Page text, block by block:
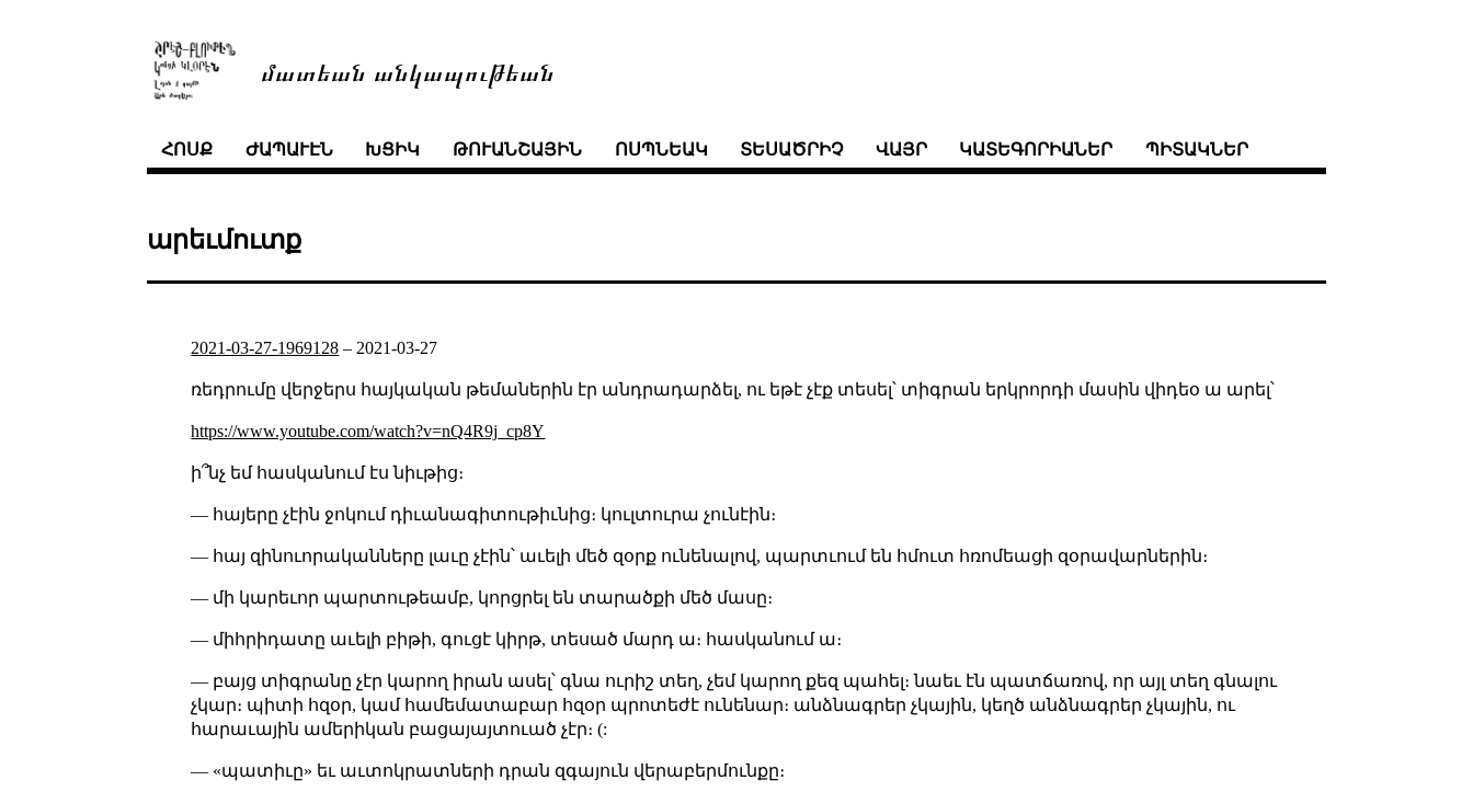
մատեան անկապութեան
ՀՈՍՔ ԺԱՊԱՒԷՆ ԽՑԻԿ ԹՈՒԱՆՇԱՅԻՆ ՈՍՊՆԵԱԿ ՏԵՍԱԾՐԻՉ ՎԱՅՐ ԿԱՏԵԳՈՐԻԱՆԵՐ ՊԻՏԱԿՆԵՐ
արեւմուտք
2021-03-27-1969128 – 2021-03-27
ռեդրումը վերջերս հայկական թեմաներին էր անդրադարձել, ու եթէ չէք տեսել՝ տիգրան երկրորդի մասին վիդեօ ա արել՝
https://www.youtube.com/watch?v=nQ4R9j_cp8Y
ի՞նչ եմ հասկանում էս նիւթից։
— հայերը չէին ջոկում դիւանագիտութիւնից։ կուլտուրա չունէին։
— հայ զինուորականները լաւը չէին՝ աւելի մեծ զօրք ունենալով, պարտւում են հմուտ հռոմեացի զօրավարներին։
— մի կարեւոր պարտութեամբ, կորցրել են տարածքի մեծ մասը։
— միհրիդատը աւելի բիթի, գուցէ կիրթ, տեսած մարդ ա։ հասկանում ա։
— բայց տիգրանը չէր կարող իրան ասել՝ գնա ուրիշ տեղ, չեմ կարող քեզ պահել։ նաեւ էն պատճառով, որ այլ տեղ գնալու
չկար։ պիտի հզօր, կամ համեմատաբար հզօր պրոտեժէ ունենար։ անձնագրեր չկային, կեղծ անձնագրեր չկային, ու
հարաւային ամերիկան բացայայտուած չէր։ (:
— «պատիւը» եւ աւտոկրատների դրան զգայուն վերաբերմունքը։